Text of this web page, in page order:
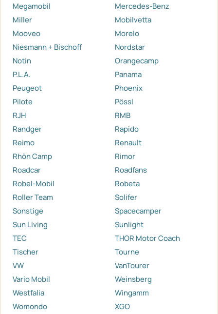
Megamobil
Mercedes-Benz
Miller
Mobilvetta
Mooveo
Morelo
Niesmann + Bischoff
Nordstar
Notin
Orangecamp
P.L.A.
Panama
Peugeot
Phoenix
Pilote
Pössl
RJH
RMB
Randger
Rapido
Reimo
Renault
Rhön Camp
Rimor
Roadcar
Roadfans
Robel-Mobil
Robeta
Roller Team
Solifer
Sonstige
Spacecamper
Sun Living
Sunlight
TEC
THOR Motor Coach
Tischer
Tourne
VW
VanTourer
Vario Mobil
Weinsberg
Westfalia
Wingamm
Womondo
XGO